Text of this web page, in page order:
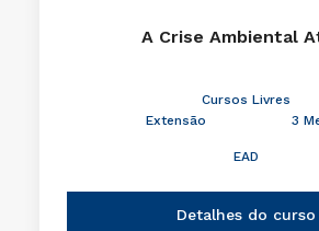
A Crise Ambiental
Cursos Livres
Extensão
3
EAD
Detalhes do curso